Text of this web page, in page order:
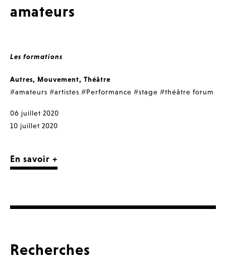
amateurs
Les formations
Autres, Mouvement, Théâtre
#amateurs #artistes #Performance #stage #théâtre forum
06 juillet 2020
10 juillet 2020
En savoir +
Recherches